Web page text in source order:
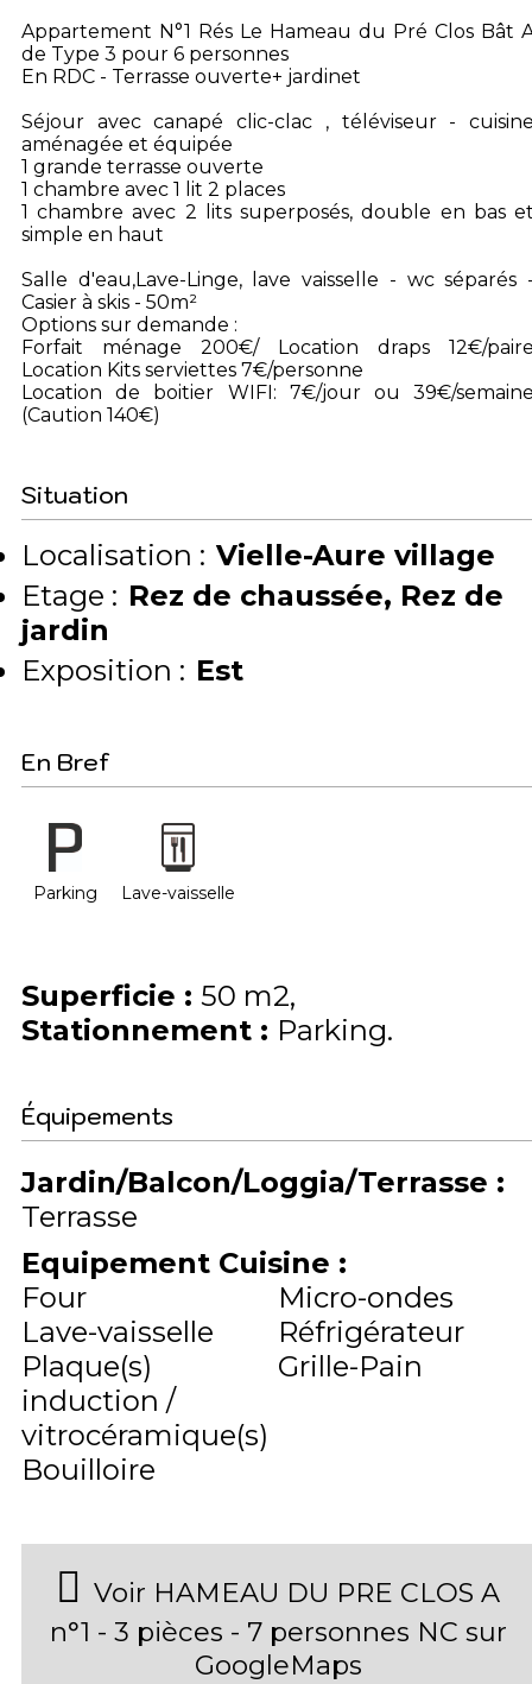
Appartement N°1 Rés Le Hameau du Pré Clos Bât
de Type 3 pour 6 personnes
En RDC - Terrasse ouverte+ jardinet
Séjour avec canapé clic-clac , téléviseur -
aménagée et équipée
1 grande terrasse ouverte
1 chambre avec 1 lit 2 places
1 chambre avec 2 lits superposés, double en bas
simple en haut
Salle d'eau,Lave-Linge, lave vaisselle - wc séparés
Casier à skis - 50m²
Options sur demande :
Forfait ménage 200€/ Location draps 12€/
Location Kits serviettes 7€/personne
Location de boitier WIFI: 7€/jour ou 39€/
(Caution 140€)
Situation
Localisation : Vielle-Aure village
Etage : Rez de chaussée Rez de
jardin
Exposition : Est
En Bref
Parking Lave-vaisselle
Superficie : 50 m2
Stationnement : Parking
Équipements
Jardin/Balcon/Loggia/Terrasse :
Terrasse
Equipement Cuisine :
Four
Micro-ondes
Lave-vaisselle
Réfrigérateur
Plaque(s)
induction /
vitrocéramique(s)
Grille-Pain
Bouilloire
Voir HAMEAU DU PRE CLOS A
n°1 - 3 pièces - 7 personnes NC sur
GoogleMaps